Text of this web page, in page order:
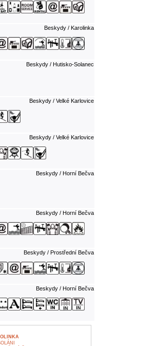
Beskydy / Karolinka
Beskydy / Hutisko-Solanec
Beskydy / Velké Karlovice
Beskydy / Velké Karlovice
Beskydy / Horní Bečva
Beskydy / Horní Bečva
Beskydy / Prostřední Bečva
Beskydy / Horní Bečva